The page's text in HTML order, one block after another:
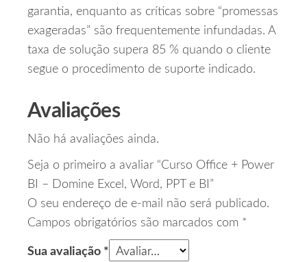
garantia, enquanto as críticas sobre “promessas
exageradas” são frequentemente infundadas. A
taxa de solução supera 85 % quando o cliente
segue o procedimento de suporte indicado.
Avaliações
Não há avaliações ainda.
Seja o primeiro a avaliar “Curso Office + Power
BI – Domine Excel, Word, PPT e BI”
O seu endereço de e-mail não será publicado.
Campos obrigatórios são marcados com *
Sua avaliação *